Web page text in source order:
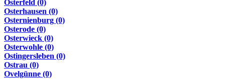
Osterfeld (0)
Osterhausen (0)
Osternienburg (0)
Osterode (0)
Osterwieck (0)
Osterwohle (0)
Ostingersleben (0)
Ostrau (0)
Ovelgünne (0)